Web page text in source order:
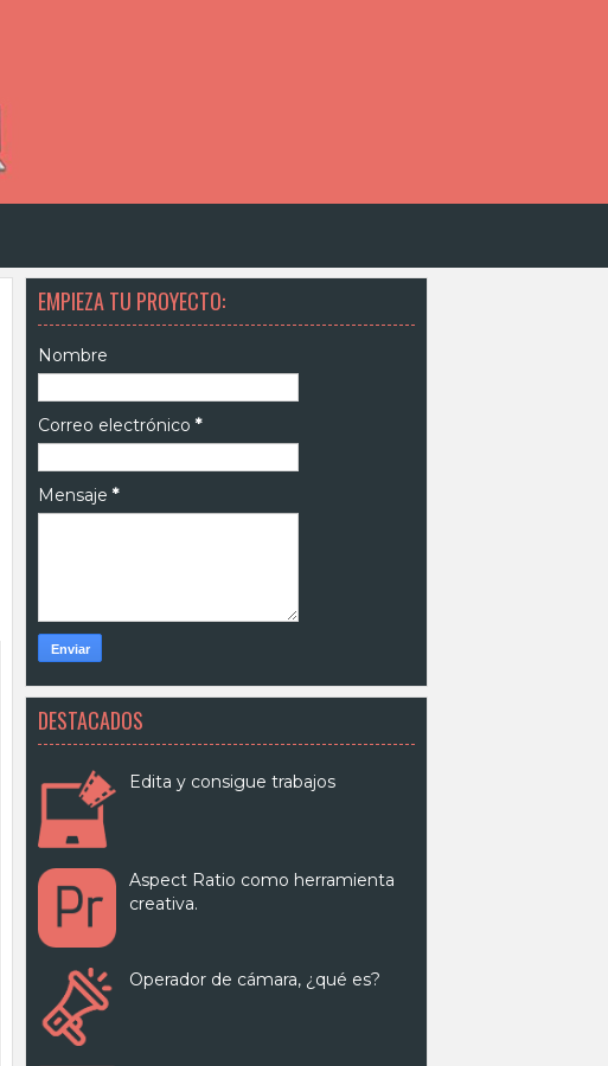
EMPIEZA TU PROYECTO:
Nombre
Correo electrónico *
Mensaje *
DESTACADOS
Edita y consigue trabajos
Aspect Ratio como herramienta
creativa.
Operador de cámara, ¿qué es?